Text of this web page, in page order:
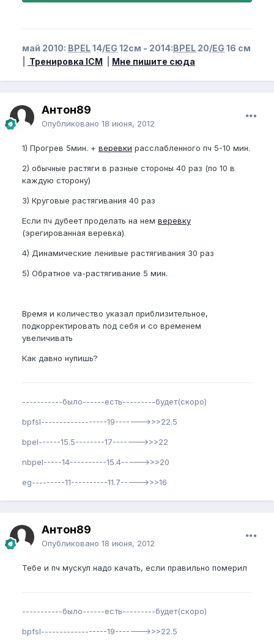
май 2010: BPEL14/EG 12см - 2014:BPEL 20/EG 16 см
Тренировка ICM Мне пишите сюда
Антон89
Опубликовано 18 июня, 2012
1) Прогрев 5мин. + веревки расслабленного пч 5-10 мин.
2) обычные растяги в разные стороны 40 раз (по 10 в
каждую сторону)
3) Круговые растягивания 40 раз
Если пч дубеет проделать на нем веревку
(эрегированная веревка)
4) Динамические ленивые растягивания 30 раз
5) Обратное va-растягивание 5 мин.
Время и количество указал приблизительное,
подкорректировать под себя и со временем
увеличивать
Как давно нупишь?
-----------было------есть---------будет(скоро)
bpfsl------------------19------->>>22.5
bpel------15.5--------17------->>>22
nbpel-----14----------15.4----->>>20
eg---------11----------11.7----->>>16
Антон89
Опубликовано 18 июня, 2012
Тебе и пч мускул надо качать, если правильно померил
-----------было------есть---------будет(скоро)
bpfsl------------------19------->>>22.5